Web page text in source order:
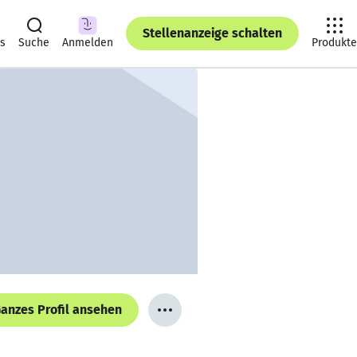
Suche Anmelden
Stellenanzeige schalten
Produkte
Profil ansehen